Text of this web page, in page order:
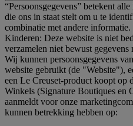
“Persoonsgegevens” betekent
die ons in staat stelt om u te
combinatie met andere informatie.
Kinderen: Deze website is niet
verzamelen niet bewust
Wij kunnen persoonsgegevens
website gebruikt (de "Website"),
een Le Creuset-product koopt op
Winkels (Signature Boutiques en
aanmeldt voor onze
kunnen betrekking hebben op: